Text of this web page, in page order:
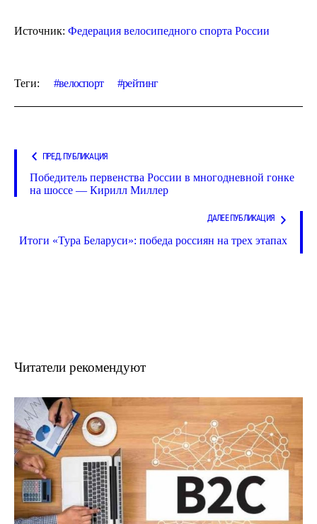
Источник: Федерация велосипедного спорта России
Теги: велоспорт рейтинг
ПРЕД. ПУБЛИКАЦИЯ
Победитель первенства России в многодневной гонке
на шоссе — Кирилл Миллер
ДАЛЕЕ ПУБЛИКАЦИЯ
Итоги «Тура Беларуси»: победа россиян на трех этапах
Читатели рекомендуют